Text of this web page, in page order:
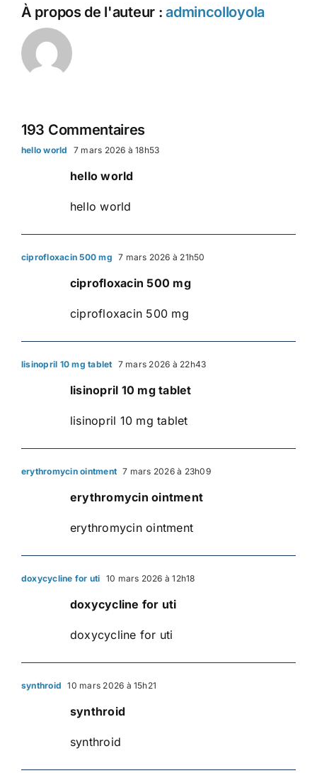
À propos de l'auteur :admincolloyola
193 Commentaires
hello world 7 mars 2026 à 18h53
hello world
hello world
ciprofloxacin 500 mg 7 mars 2026 à 21h50
ciprofloxacin 500 mg
ciprofloxacin 500 mg
lisinopril 10 mg tablet 7 mars 2026 à 22h43
lisinopril 10 mg tablet
lisinopril 10 mg tablet
erythromycin ointment 7 mars 2026 à 23h09
erythromycin ointment
erythromycin ointment
doxycycline for uti 10 mars 2026 à 12h18
doxycycline for uti
doxycycline for uti
synthroid 10 mars 2026 à 15h21
synthroid
synthroid